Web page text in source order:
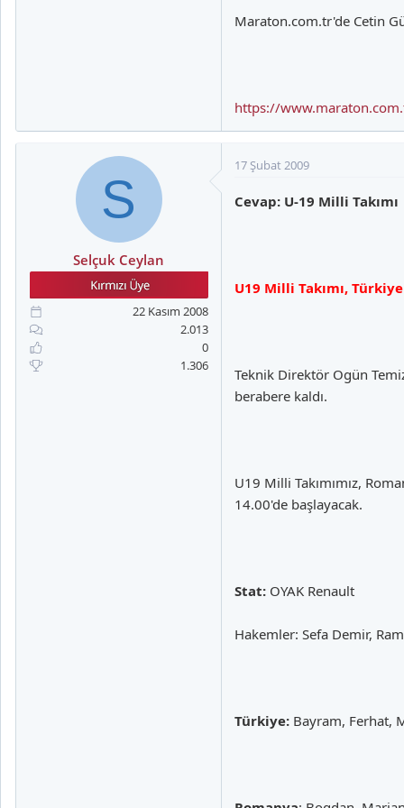
Maraton.com.tr'de Cetin
https://
S
Selçuk Ceylan
22 Kasım 2008
2.013
0
1.306
17 Şubat 2009
Cevap: U-19 Milli Takımı
U19 Milli Takımı,
Teknik Direktör Ogün
berabere kaldı.
U19 Milli Takımımız,
14.00'de başlayacak.
Stat: OYAK Renault
Hakemler: Sefa Demir,
Türkiye: Bayram, Ferhat,